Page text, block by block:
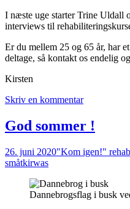
I næste uge starter Trine Uldall
interviews til
Er du mellem 25 og 65 år, har
deltage, så kontakt os endelig
Kirsten
Skriv en kommentar
God sommer !
26. juni 2020"Kom igen!"
småtkirwas
Dannebrogsflag i busk